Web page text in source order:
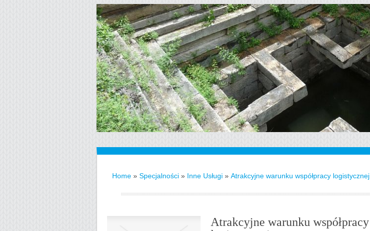
Home » Specjalności » Inne Usługi » Atrakcyjne warunku współpracy logistycznej
Atrakcyjne warunku współpracy